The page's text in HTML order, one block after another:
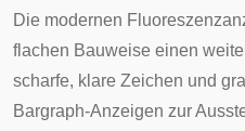
Die modernen
flachen Bauweise einen
scharfe, klare Zeichen und
Bargraph-Anzeigen zur